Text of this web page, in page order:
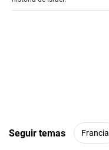
Seguir temas Francia